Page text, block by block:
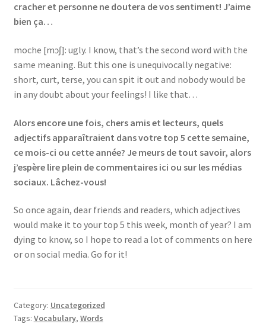
cracher et personne ne doutera de vos sentiment! J’aime
bien ça…
moche [mɔʃ]: ugly. I know, that’s the second word with the
same meaning. But this one is unequivocally negative:
short, curt, terse, you can spit it out and nobody would be
in any doubt about your feelings! I like that…
Alors encore une fois, chers amis et lecteurs, quels
adjectifs apparaîtraient dans votre top 5 cette semaine,
ce mois-ci ou cette année? Je meurs de tout savoir, alors
j’espère lire plein de commentaires ici ou sur les médias
sociaux. Lâchez-vous!
So once again, dear friends and readers, which adjectives
would make it to your top 5 this week, month of year? I am
dying to know, so I hope to read a lot of comments on here
or on social media. Go for it!
Category: Uncategorized
Tags: Vocabulary, Words